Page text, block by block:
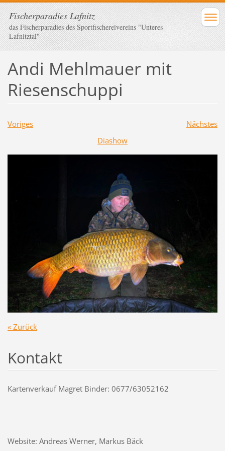
Fischerparadies Lafnitz
das Fischerparadies des Sportfischereivereins "Unteres
Lafnitztal"
Andi Mehlmauer mit
Riesenschuppi
Voriges
Nächstes
Diashow
« Zurück
Kontakt
Kartenverkauf Magret Binder: 0677/63052162
Website: Andreas Werner, Markus Bäck